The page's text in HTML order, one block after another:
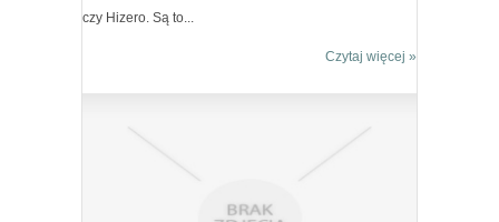
czy Hizero. Są to...
Czytaj więcej »